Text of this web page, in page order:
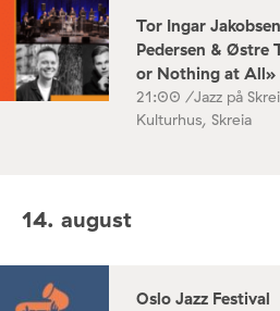
Tor Ingar
Pedersen & Østre
or Nothing at All»
21:00 /Jazz på
Kulturhus, Skreia
14. august
Oslo Jazz Festival